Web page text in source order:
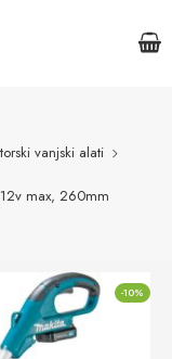
vanjski alati
max, 260mm
-10%